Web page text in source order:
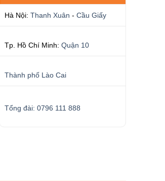
Hà Nội: Thanh Xuân - Cầu Giấy
Tp. Hồ Chí Minh: Quận 10
Thành phố Lào Cai
Tổng đài: 0796 111 888